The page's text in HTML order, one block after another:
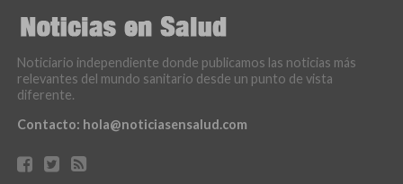
Noticiario independiente donde publicamos las noticias más
relevantes del mundo sanitario desde un punto de vista
diferente.
Contacto: hola@noticiasensalud.com